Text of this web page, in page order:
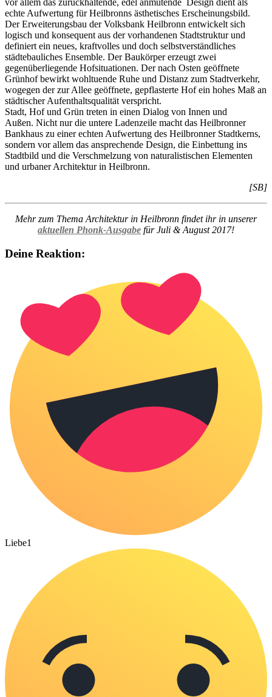
vor allem das zurückhaltende, edel anmutende Design dient als
echte Aufwertung für Heilbronns ästhetisches Erscheinungsbild.
Der Erweiterungsbau der Volksbank Heilbronn entwickelt sich
logisch und konsequent aus der vorhandenen Stadtstruktur und
definiert ein neues, kraftvolles und doch selbstverständliches
städtebauliches Ensemble. Der Baukörper erzeugt zwei
gegenüberliegende Hofsituationen. Der nach Osten geöffnete
Grünhof bewirkt wohltuende Ruhe und Distanz zum Stadtverkehr,
wogegen der zur Allee geöffnete, gepflasterte Hof ein hohes Maß an
städtischer Aufenthaltsqualität verspricht.
Stadt, Hof und Grün treten in einen Dialog von Innen und
Außen. Nicht nur die untere Ladenzeile macht das Heilbronner
Bankhaus zu einer echten Aufwertung des Heilbronner Stadtkerns,
sondern vor allem das ansprechende Design, die Einbettung ins
Stadtbild und die Verschmelzung von naturalistischen Elementen
und urbaner Architektur in Heilbronn.
[SB]
Mehr zum Thema Architektur in Heilbronn findet ihr in unserer
aktuellen Phonk-Ausgabe für Juli & August 2017!
Deine Reaktion:
Liebe1